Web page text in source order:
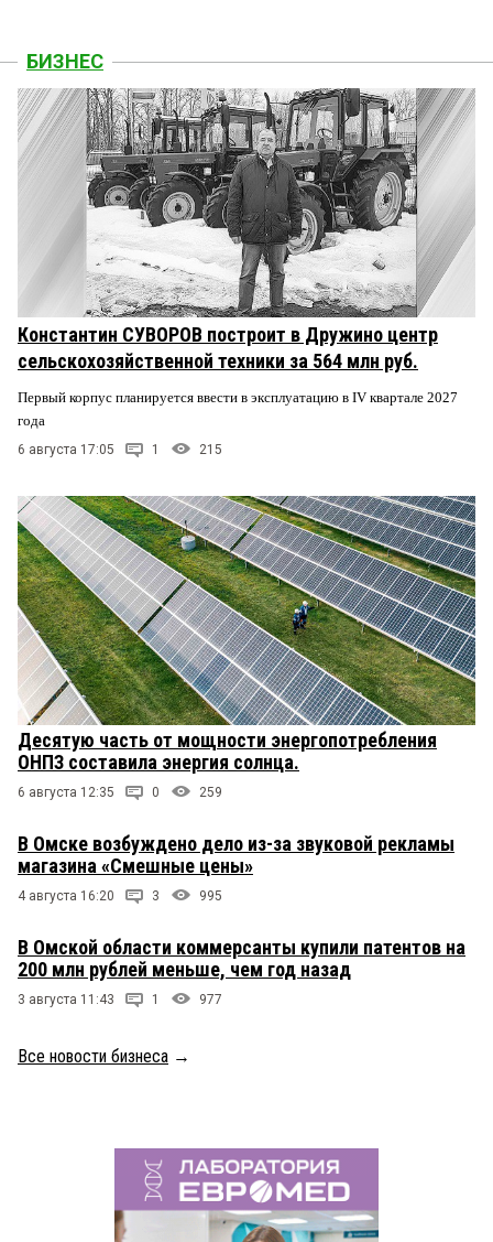
БИЗНЕС
Константин СУВОРОВ построит в Дружино центр
сельскохозяйственной техники за 564 млн руб.
Первый корпус планируется ввести в эксплуатацию в IV квартале 2027
года
6 августа 17:05 1 215
Десятую часть от мощности энергопотребления
ОНПЗ составила энергия солнца.
6 августа 12:35 0 259
В Омске возбуждено дело из-за звуковой рекламы
магазина «Смешные цены»
4 августа 16:20 3 995
В Омской области коммерсанты купили патентов на
200 млн рублей меньше, чем год назад
3 августа 11:43 1 977
Все новости бизнеса →